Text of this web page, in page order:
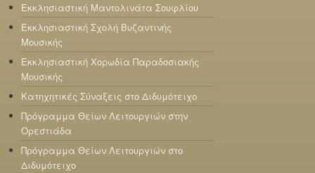
Εκκλησιαστική Μαντολινάτα Σουφλίου
Εκκλησιαστική Σχολή Βυζαντινής
Μουσικής
Εκκλησιαστική Χορωδία Παραδοσιακής
Μουσικής
Κατηχητικές Σύναξεις στο Διδυμότειχο
Πρόγραμμα Θείων Λειτουργιών στην
Ορεστιάδα
Πρόγραμμα Θείων Λειτουργιών στο
Διδυμότειχο